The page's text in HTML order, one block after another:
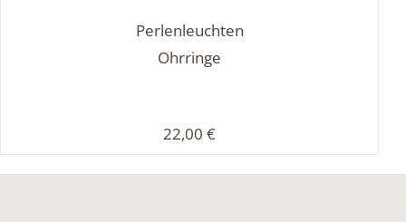
Perlenleuchten
Ohrringe
Regulärer Preis:
22,00 €